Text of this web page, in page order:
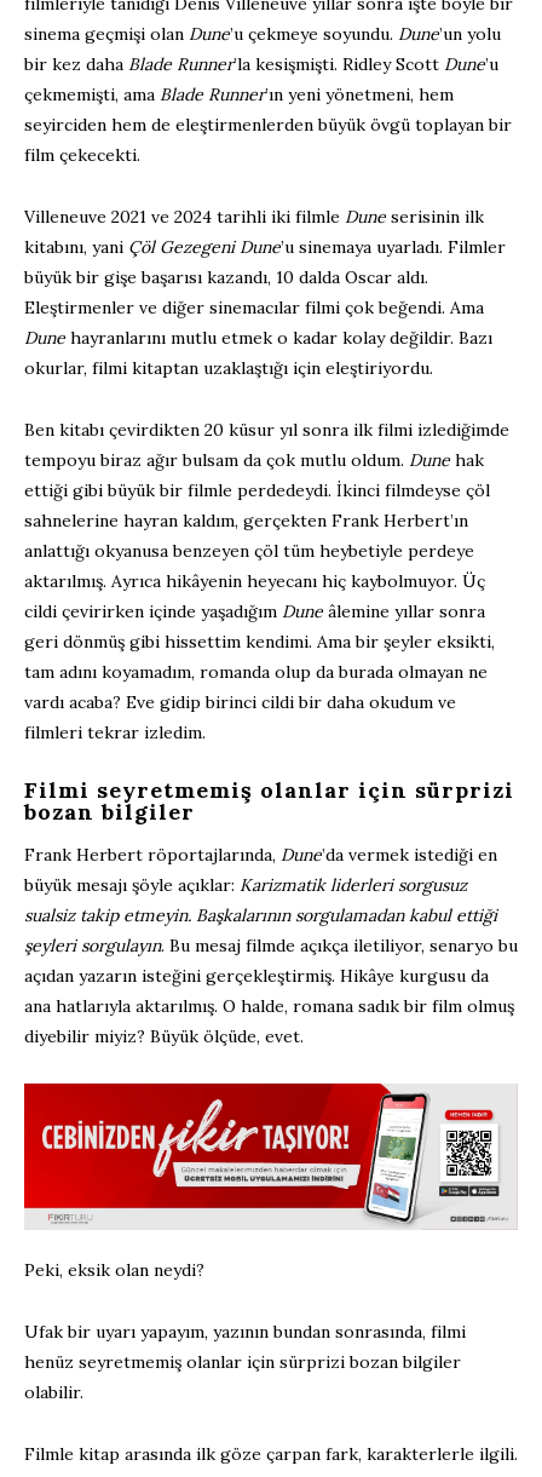
sinema geçmişi olan Dune’u çekmeye soyundu. Dune’un yolu
bir kez daha Blade Runner’la kesişmişti. Ridley Scott Dune’u
çekmemişti, ama Blade Runner’ın yeni yönetmeni, hem
seyirciden hem de eleştirmenlerden büyük övgü toplayan bir
film çekecekti.
Villeneuve 2021 ve 2024 tarihli iki filmle Dune serisinin ilk
kitabını, yani Çöl Gezegeni Dune’u sinemaya uyarladı. Filmler
büyük bir gişe başarısı kazandı, 10 dalda Oscar aldı.
Eleştirmenler ve diğer sinemacılar filmi çok beğendi. Ama
Dune hayranlarını mutlu etmek o kadar kolay değildir. Bazı
okurlar, filmi kitaptan uzaklaştığı için eleştiriyordu.
Ben kitabı çevirdikten 20 küsur yıl sonra ilk filmi izlediğimde
tempoyu biraz ağır bulsam da çok mutlu oldum. Dune hak
ettiği gibi büyük bir filmle perdedeydi. İkinci filmdeyse çöl
sahnelerine hayran kaldım, gerçekten Frank Herbert’ın
anlattığı okyanusa benzeyen çöl tüm heybetiyle perdeye
aktarılmış. Ayrıca hikâyenin heyecanı hiç kaybolmuyor. Üç
cildi çevirirken içinde yaşadığım Dune âlemine yıllar sonra
geri dönmüş gibi hissettim kendimi. Ama bir şeyler eksikti,
tam adını koyamadım, romanda olup da burada olmayan ne
vardı acaba? Eve gidip birinci cildi bir daha okudum ve
filmleri tekrar izledim.
Filmi seyretmemiş olanlar için sürprizi
bozan bilgiler
Frank Herbert röportajlarında, Dune’da vermek istediği en
büyük mesajı şöyle açıklar: Karizmatik liderleri sorgusuz
sualsiz takip etmeyin. Başkalarının sorgulamadan kabul ettiği
şeyleri sorgulayın. Bu mesaj filmde açıkça iletiliyor, senaryo bu
açıdan yazarın isteğini gerçekleştirmiş. Hikâye kurgusu da
ana hatlarıyla aktarılmış. O halde, romana sadık bir film olmuş
diyebilir miyiz? Büyük ölçüde, evet.
Peki, eksik olan neydi?
Ufak bir uyarı yapayım, yazının bundan sonrasında, filmi
henüz seyretmemiş olanlar için sürprizi bozan bilgiler
olabilir.
Filmle kitap arasında ilk göze çarpan fark, karakterlerle ilgili.